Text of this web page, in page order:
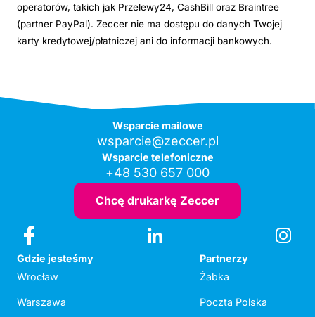
operatorów, takich jak Przelewy24, CashBill oraz Braintree
(partner PayPal). Zeccer nie ma dostępu do danych Twojej
karty kredytowej/płatniczej ani do informacji bankowych.
Wsparcie mailowe
wsparcie@zeccer.pl
Wsparcie telefoniczne
+48 530 657 000
Chcę drukarkę Zeccer
Gdzie jesteśmy
Wrocław
Warszawa
Partnerzy
Żabka
Poczta Polska